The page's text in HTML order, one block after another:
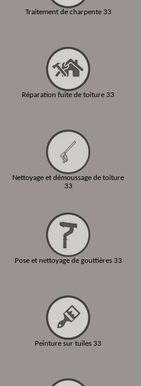
Traitement de charpente 33
Réparation fuite de toiture 33
Nettoyage et démoussage de toiture
33
Pose et nettoyage de gouttières 33
Peinture sur tuiles 33